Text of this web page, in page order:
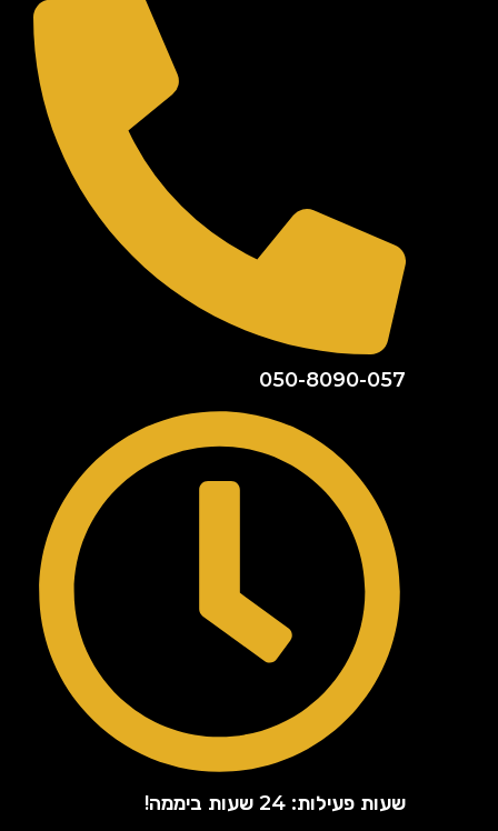
050-8090-057
שעות פעילות: 24 שעות ביממה!